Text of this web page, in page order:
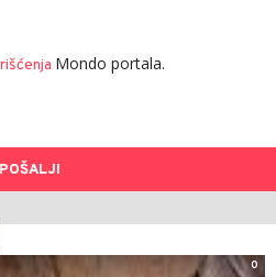
Mondo portala.
POŠALJI
0